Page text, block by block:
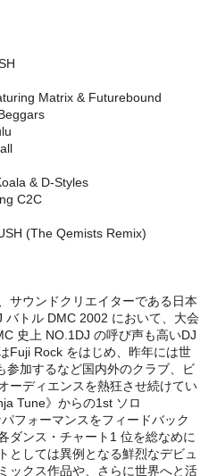
Matrix & Futurebound
& D-Styles
C2C
(The Qemists Remix)
サウンドクリエイターである日本
バトル DMC 2002 において、大会
史上 NO.1DJ の呼び声も高いDJ
Fuji Rock をはじめ、昨年には世
参加するなど国内外のクラブ、ビ
ーディエンスを熱狂させ続けてい
Tune》からの1st ソロ
フォーマンスをフィードバック
ダンス・チャート1 位を総なめに
としては異例となる鮮烈なデビュ
ックス作品や、さらに世界へと活